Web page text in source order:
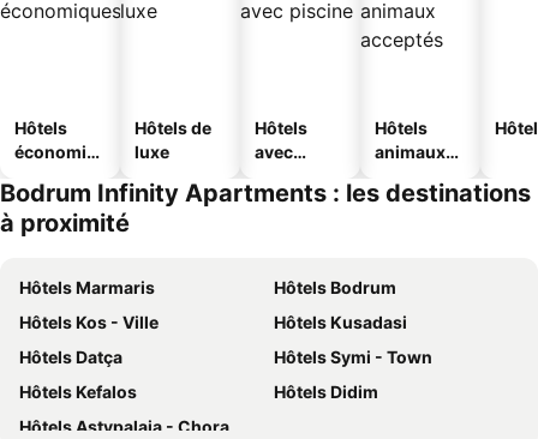
Hôtels
économiq
Hôtels de
luxe
Hôtels
avec
Hôtels
animaux
Bodrum Infinity Apartments : les destinations
à proximité
Hôtels Marmaris
Hôtels Bodrum
Hôtels Kos - Ville
Hôtels Kusadasi
Hôtels Datça
Hôtels Symi - Town
Hôtels Kefalos
Hôtels Didim
Hôtels Astypalaia - Chora